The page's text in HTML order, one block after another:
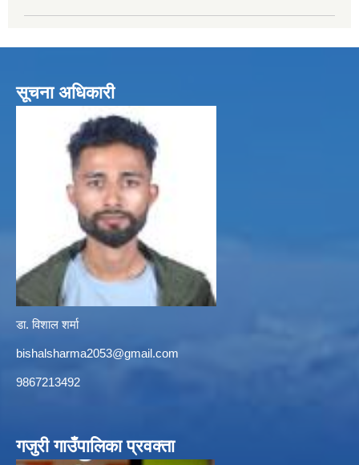
सूचना अधिकारी
डा. विशाल शर्मा
bishalsharma2053@gmail.com
9867213492
गजुरी गाउँपालिका प्रवक्ता